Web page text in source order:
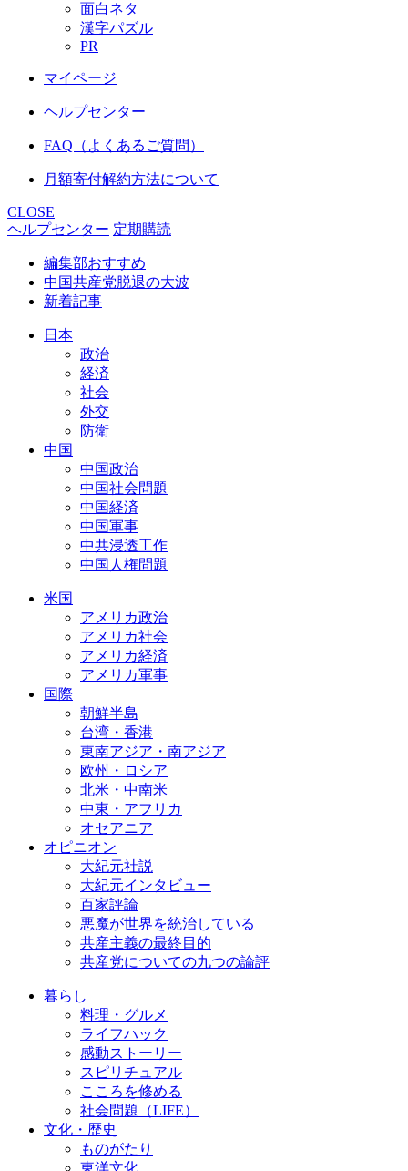
面白ネタ
漢字パズル
PR
マイページ
ヘルプセンター
FAQ（よくあるご質問）
月額寄付解約方法について
CLOSE
ヘルプセンター 定期購読
編集部おすすめ
中国共産党脱退の大波
新着記事
日本
政治
経済
社会
外交
防衛
中国
中国政治
中国社会問題
中国経済
中国軍事
中共浸透工作
中国人権問題
米国
アメリカ政治
アメリカ社会
アメリカ経済
アメリカ軍事
国際
朝鮮半島
台湾・香港
東南アジア・南アジア
欧州・ロシア
北米・中南米
中東・アフリカ
オセアニア
オピニオン
大紀元社説
大紀元インタビュー
百家評論
悪魔が世界を統治している
共産主義の最終目的
共産党についての九つの論評
暮らし
料理・グルメ
ライフハック
感動ストーリー
スピリチュアル
こころを修める
社会問題（LIFE）
文化・歴史
ものがたり